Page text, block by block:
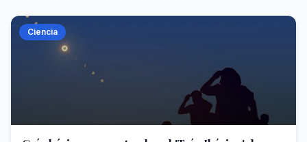
Ciencia